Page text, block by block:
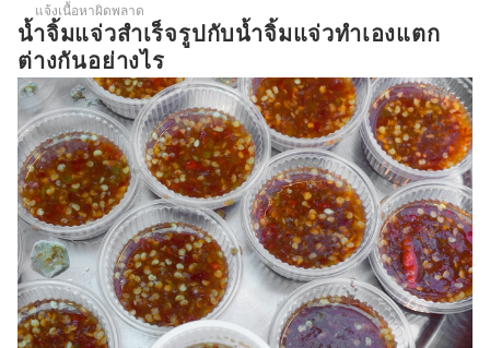
แจ้งเนื้อหาผิดพลาด
น้ำจิ้มแจ่วสำเร็จรูปกับน้ำจิ้มแจ่วทำเองแตก
ต่างกันอย่างไร